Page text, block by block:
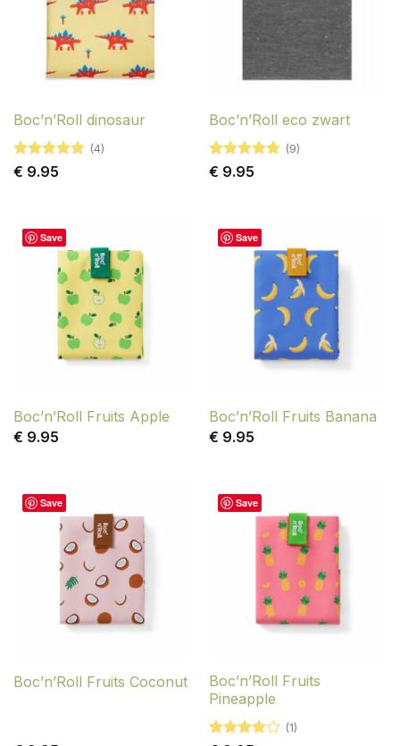
Boc’n’Roll dinosaur
Gewaardeerd
(4)
€ 9.95
Boc’n’Roll eco zwart
Gewaardeerd
(9)
€ 9.95
Save
Boc’n’Roll Fruits Apple
€ 9.95
Save
Boc’n’Roll Fruits Banana
€ 9.95
Save
Boc’n’Roll Fruits Coconut
Save
Boc’n’Roll Fruits
Pineapple
(1)